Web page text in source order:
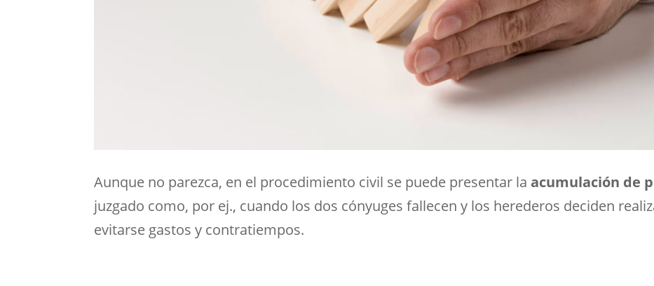
Aunque no parezca, en el procedimiento civil se puede presentar la acumulación de
juzgado como, por ej., cuando los dos cónyuges fallecen y los herederos deciden
evitarse gastos y contratiempos.